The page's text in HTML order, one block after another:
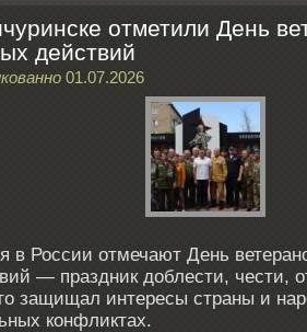
отметили День
действий
01.07.2026
в России отмечают День
— праздник доблести, чести,
защищал интересы страны и
конфликтах.